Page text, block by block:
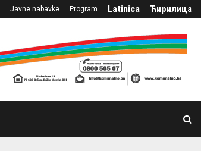
Javne nabavke Program Latinica Ћирилица